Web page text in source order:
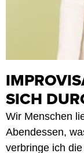
SICH
Wir Menschen
Abendessen,
verbringe ich